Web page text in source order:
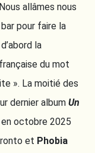
allâmes nous
pour faire la
la
du mot
». La moitié des
dernier album Un
octobre 2025
et Phobia